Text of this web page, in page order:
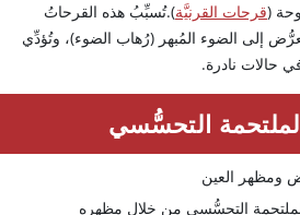
(قرحات القرنيَّة).تُسبِّبُ هذه القرحاتُ
إلى الضوء المُبهر (رُهاب الضوء)، وتُؤدِّي
حالات نادرة.
التحسُّسي
ومظهر العين
التحسُّسي من خلال مظهره